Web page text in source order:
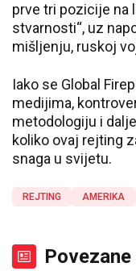
prve tri pozicije na
stvarnosti“, uz
mišljenju, ruskoj
Iako se Global
medijima,
metodologiju i
koliko ovaj rejting
snaga u svijetu.
REJTING AMERIKA